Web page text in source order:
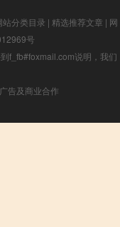
站分类目录 | 精选推荐文章 | 网
号
f_fb#foxmail.com说明，我们
告及商业合作